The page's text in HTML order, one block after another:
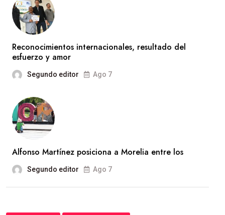
Reconocimientos internacionales, resultado del
esfuerzo y amor
Segundo editor Ago 7
Alfonso Martínez posiciona a Morelia entre los
Segundo editor Ago 7